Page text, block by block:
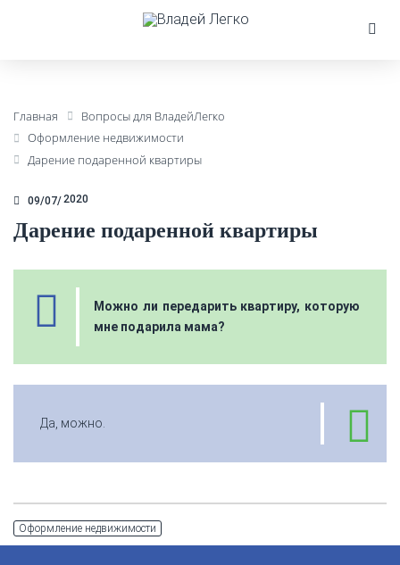
Главная
Вопросы для ВладейЛегко
Оформление недвижимости
Дарение подаренной квартиры
09/07 2020
Дарение подаренной квартиры
Можно ли передарить квартиру, которую
мне подарила мама?
Да, можно.
Оформление недвижимости